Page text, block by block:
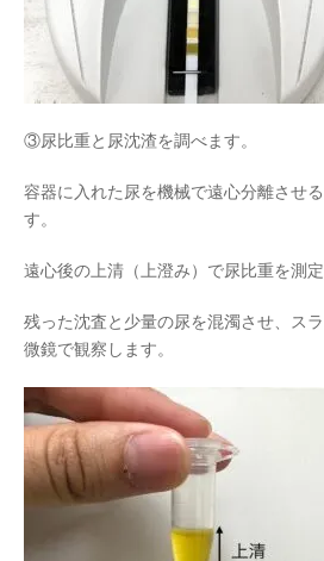
③尿比重と尿沈渣を調べます。
容器に入れた尿を機械で遠心分離させ
す。
遠心後の上清（上澄み）で尿比重を測定
残った沈査と少量の尿を混濁させ、ス
微鏡で観察します。